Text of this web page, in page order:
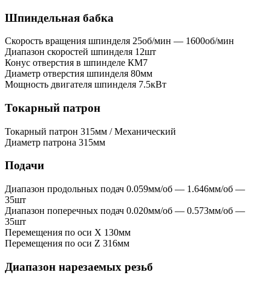
Шпиндельная бабка
Скорость вращения шпинделя 25об/мин — 1600об/мин
Диапазон скоростей шпинделя 12шт
Конус отверстия в шпинделе КМ7
Диаметр отверстия шпинделя 80мм
Мощность двигателя шпинделя 7.5кВт
Токарный патрон
Токарный патрон 315мм / Механический
Диаметр патрона 315мм
Подачи
Диапазон продольных подач 0.059мм/об — 1.646мм/об —
35шт
Диапазон поперечных подач 0.020мм/об — 0.573мм/об —
35шт
Перемещения по оси X 130мм
Перемещения по оси Z 316мм
Диапазон нарезаемых резьб